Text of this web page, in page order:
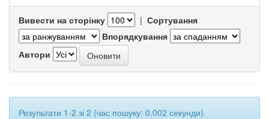
Вивести на сторінку | Сортування
Впорядкування
Автори
Результати 1-2 зі 2 (час пошуку: 0.002 секунди).